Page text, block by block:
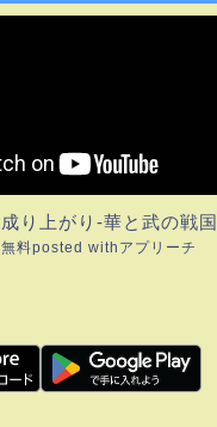
成り上がり-華と武の戦国
無料posted with アプリーチ